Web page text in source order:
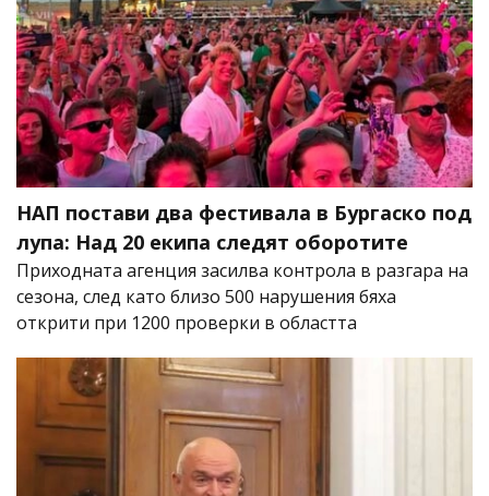
НАП постави два фестивала в Бургаско под
лупа: Над 20 екипа следят оборотите
Приходната агенция засилва контрола в разгара на
сезона, след като близо 500 нарушения бяха
открити при 1200 проверки в областта